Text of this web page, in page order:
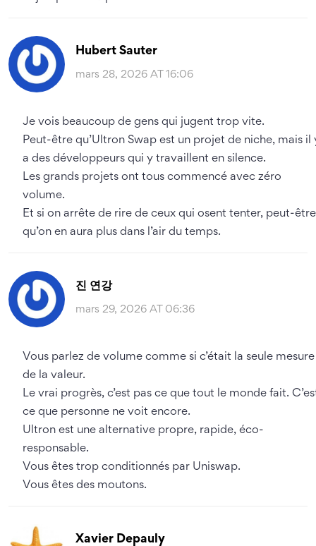
Hubert Sauter
mars 28, 2026 AT 16:06
Je vois beaucoup de gens qui jugent trop vite.
Peut-être qu’Ultron Swap est un projet de niche, mais il
a des développeurs qui y travaillent en silence.
Les grands projets ont tous commencé avec zéro
volume.
Et si on arrête de rire de ceux qui osent tenter, peut-être
qu’on en aura plus dans l’air du temps.
진 연강
mars 29, 2026 AT 06:36
Vous parlez de volume comme si c’était la seule mesure
de la valeur.
Le vrai progrès, c’est pas ce que tout le monde fait.
ce que personne ne voit encore.
Ultron est une alternative propre, rapide, éco-
responsable.
Vous êtes trop conditionnés par Uniswap.
Vous êtes des moutons.
Xavier Depauly